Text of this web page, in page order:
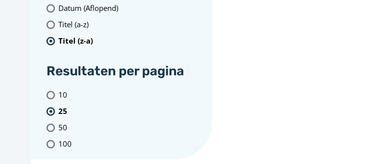
Datum (Aflopend)
Titel (a-z)
Titel (z-a)
Resultaten per pagina
10
25
50
100